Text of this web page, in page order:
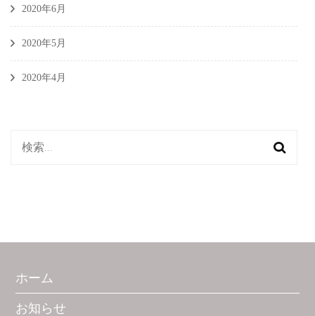
2020年6月
2020年5月
2020年4月
検
ホーム
お知らせ